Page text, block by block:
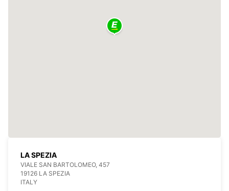
LA SPEZIA
VIALE SAN BARTOLOMEO, 457
19126 LA SPEZIA
ITALY